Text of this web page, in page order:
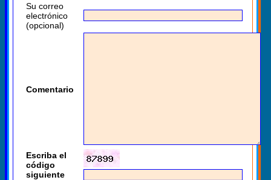
Su correo
electrónico
(opcional)
Comentario
Escriba el
código
siguiente